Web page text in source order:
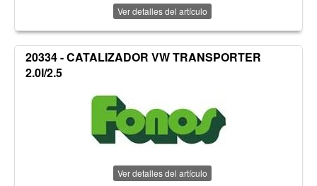
Ver detalles del artículo
20334 - CATALIZADOR VW TRANSPORTER
2.0I/2.5
Ver detalles del artículo